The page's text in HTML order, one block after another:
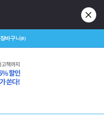
장바구니(0)